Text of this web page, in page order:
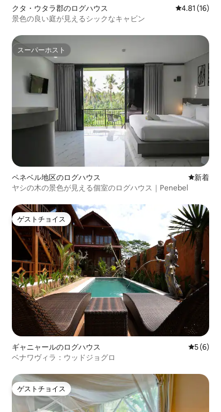
クタ・ウタラ郡のログハウス レビュー16
4.81 (16)
景色の良い庭が見えるシックなキャビン
スーパーホスト
スーパーホスト
ペネベル地区のログハウス 新しい宿
新着
ヤシの木の景色が見える個室のログハウス｜Penebel
ゲストチョイス
ゲストチョイス
ギャニャールのログハウス レビュー
5 (6)
ベナワヴィラ：ウッドジョグロ
ゲストチョイス
ゲストチョイス